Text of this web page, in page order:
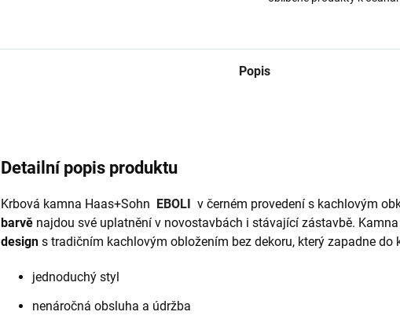
Popis
Detailní popis produktu
Krbová kamna Haas+Sohn EBOLI v černém provedení s kachlovým
barvě najdou své uplatnění v novostavbách i stávající zástavbě.
design s tradičním kachlovým obložením bez dekoru, který zapadne do
jednoduchý styl
nenáročná obsluha a údržba